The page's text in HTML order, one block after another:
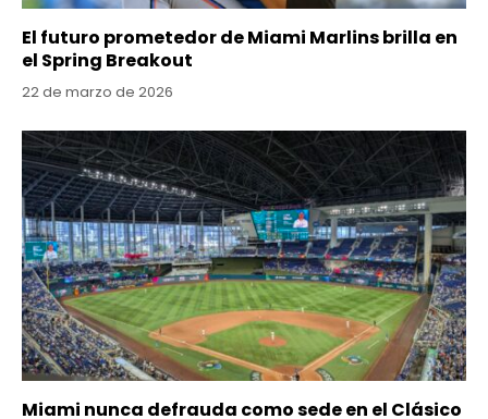
El futuro prometedor de Miami Marlins brilla en
el Spring Breakout
22 de marzo de 2026
Miami nunca defrauda como sede en el Clásico